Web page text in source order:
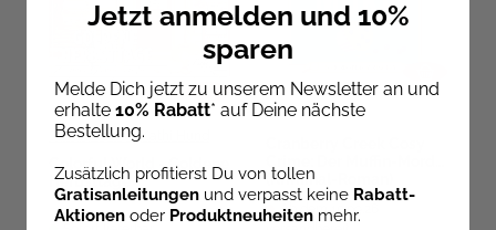
Sandra Tews,Kathi Hund
Colorful World - Goldene
Herbsttage
(Kriminal-Roman)
Ab dem 10.09.26
Jetzt anmelden und 10%
sparen
Melde Dich jetzt zu unserem Newsletter an und
erhalte 10% Rabatt* auf Deine nächste
Bestellung.
Zusätzlich profitierst Du von tollen
Gratisanleitungen und verpasst keine Rabatt-
Aktionen oder Produktneuheiten mehr.